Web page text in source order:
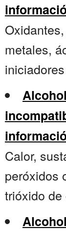
metales,
Calor,
peróxidos
trióxido de